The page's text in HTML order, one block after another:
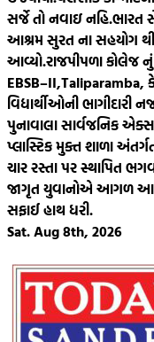
સર્જે તો નવાઇ નહિ.ભારત
આશ્રમ સુરત ના સહયોગ થી
આવ્યો.રાજપીપળા કોલેજ
EBSB–II,Taliparamba,
વિદ્યાર્થીઓની ભાગીદારી
પુનાવાલા સાર્વજનિક
પ્લાસ્ટિક મુક્ત શાળા
ચાર રસ્તા પર સ્થાપિત
જાગૃત યુવાનોએ આગળ
સફાઈ હાથ ધરી.
Sat. Aug 8th, 2026